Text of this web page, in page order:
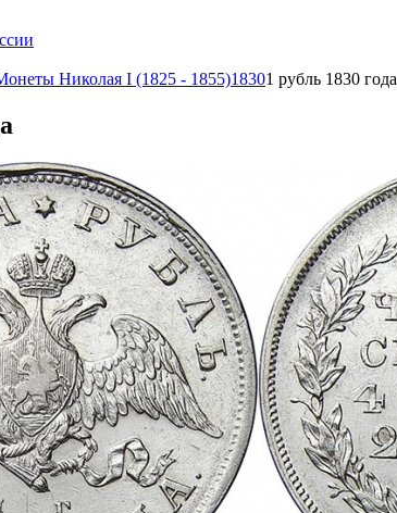
Николая I (1825 - 1855)18301 рубль 1830 года